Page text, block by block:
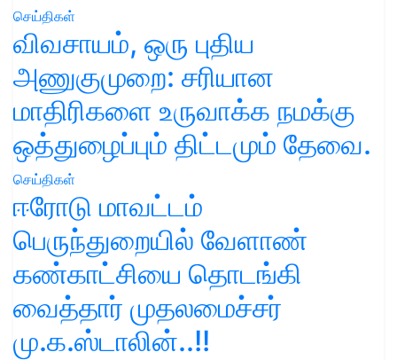
செய்திகள்
விவசாயம், ஒரு புதிய
அணுகுமுறை: சரியான
மாதிரிகளை உருவாக்க நமக்கு
ஒத்துழைப்பும் திட்டமும் தேவை.
செய்திகள்
ஈரோடு மாவட்டம்
பெருந்துறையில் வேளாண்
கண்காட்சியை தொடங்கி
வைத்தார் முதலமைச்சர்
மு.க.ஸ்டாலின்..!!